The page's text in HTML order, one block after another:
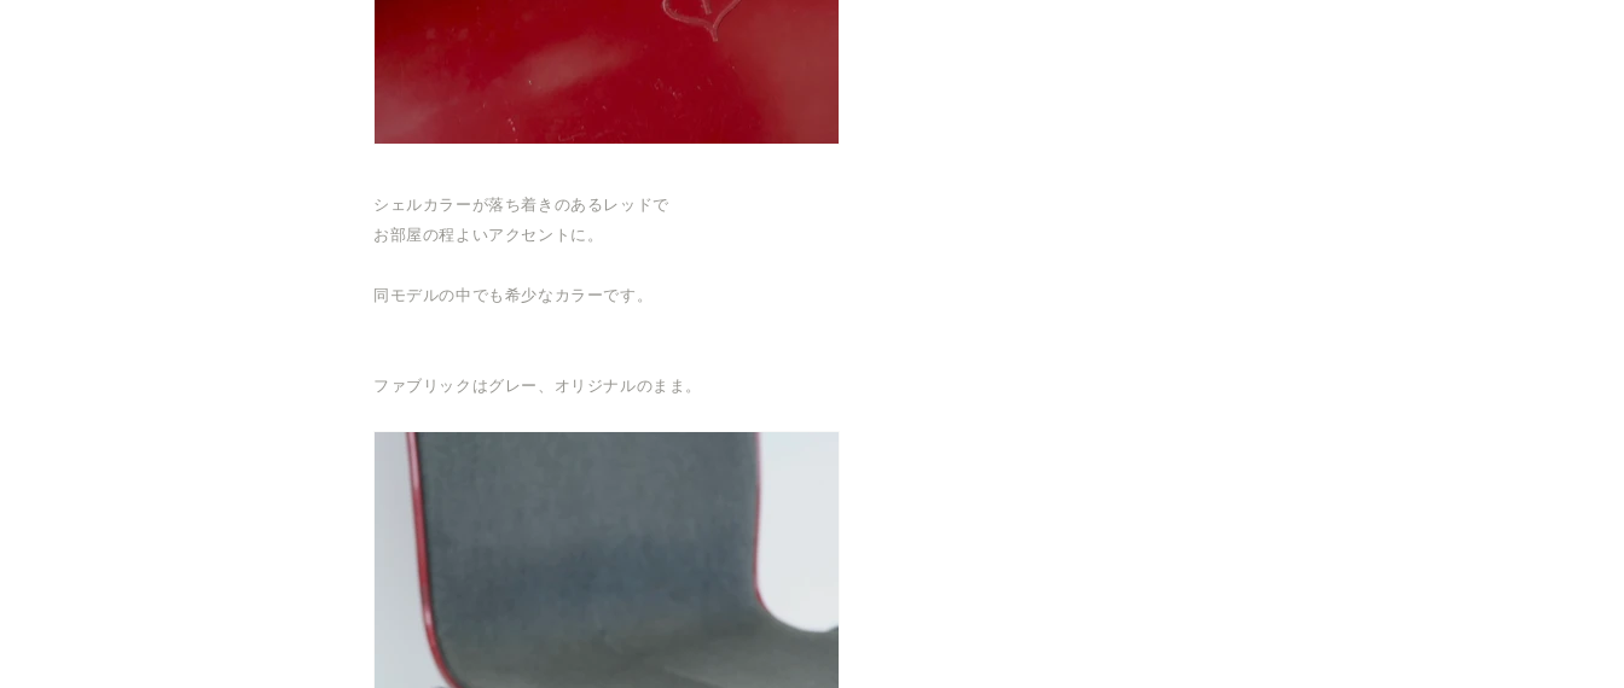
シェルカラーが落ち着きのあるレッドで
お部屋の程よいアクセントに。
同モデルの中でも希少なカラーです。
ファブリックはグレー、オリジナルのまま。